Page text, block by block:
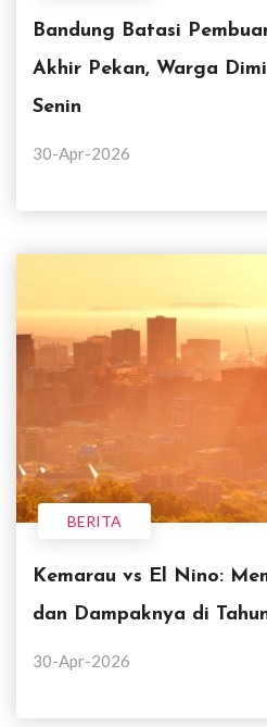
Bandung Batasi
Akhir Pekan, Warga
Senin
30-Apr-2026
BERITA
Kemarau vs El Nino:
dan Dampaknya di
30-Apr-2026